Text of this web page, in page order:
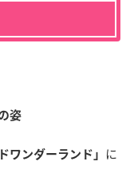
姿
ワンダーランド」
に